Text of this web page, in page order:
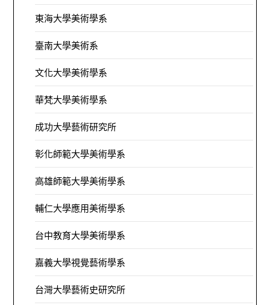
東海大學美術學系
臺南大學美術系
文化大學美術學系
華梵大學美術學系
成功大學藝術研究所
彰化師範大學美術學系
高雄師範大學美術學系
輔仁大學應用美術學系
台中教育大學美術學系
嘉義大學視覺藝術學系
台灣大學藝術史研究所